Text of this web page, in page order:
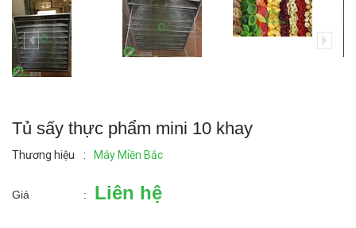
Tủ sấy thực phẩm mini 10 khay
Thương hiệu : Máy Miền Bắc
Giá : Liên hệ